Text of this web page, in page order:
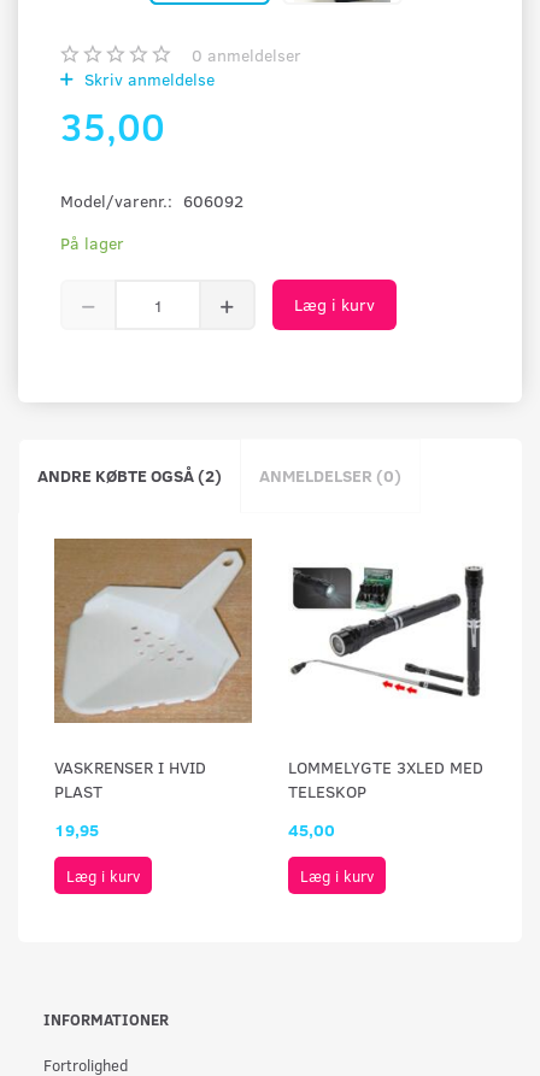
0 anmeldelser
Skriv anmeldelse
35,00
Model/varenr.: 606092
På lager
Læg i kurv
ANDRE KØBTE OGSÅ (2) ANMELDELSER (0)
VASKRENSER I HVID
PLAST
19,95
Læg i kurv
LOMMELYGTE 3XLED MED
TELESKOP
45,00
Læg i kurv
INFORMATIONER
Fortrolighed